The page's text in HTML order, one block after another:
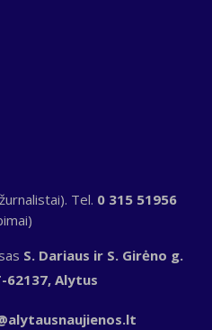
Tel. 0 315 51956
S. Dariaus ir S. Girėno g.
62137, Alytus